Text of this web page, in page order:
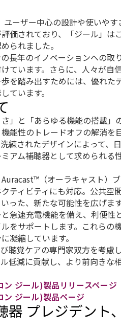
ーザー中心の設計や使いやす
価されており、「ジール」は
られました。
長年のイノベーションへの取
ています。さらに、人々が自
を踏み出すためには、優れた
ています。
」と「あらゆる機能の搭載」
能性のトレードオフの解消を
練されたデザインによって、
アム補聴器として求められる
（オーラキャスト）
ティビティにも対応。公共空
った、新たな可能性を広げま
急速充電機能を備え、利便性
をサポートします。これらの
凝縮しています。
聴覚ケアの専門家双方を考慮
低減に貢献し、より前向きな
ジール)製品リリースページ
ジール)製品ページ
器 プレジデント